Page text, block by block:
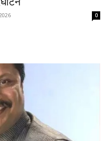
0